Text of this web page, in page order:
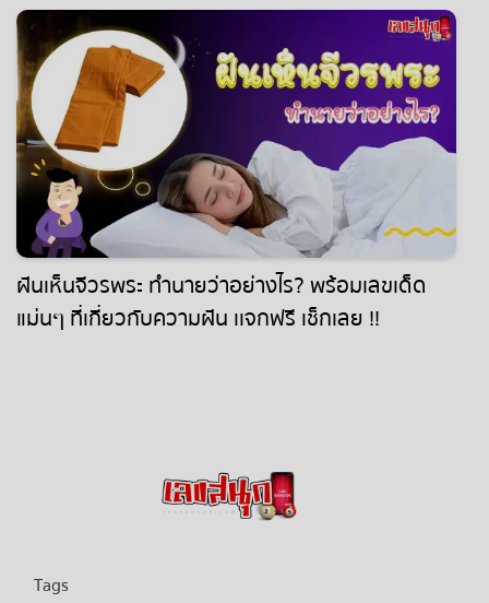
ฝันเห็นจีวรพระ ทำนายว่าอย่างไร? พร้อมเลขเด็ด
แม่นๆ ที่เกี่ยวกับความฝัน เเจกฟรี เช็กเลย !!
Tags